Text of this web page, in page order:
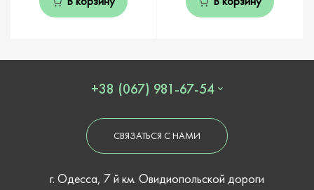
+38 (067) 981-67-54
СВЯЗАТЬСЯ С НАМИ
г. Одесса, 7 й км. Овидиопольской дороги